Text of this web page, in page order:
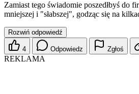
Zamiast tego świadomie poszedłbyś do
mniejszej i "słabszej", godząc się na
Rozwiń odpowiedź
4 Odpowiedz Zgłoś
REKLAMA